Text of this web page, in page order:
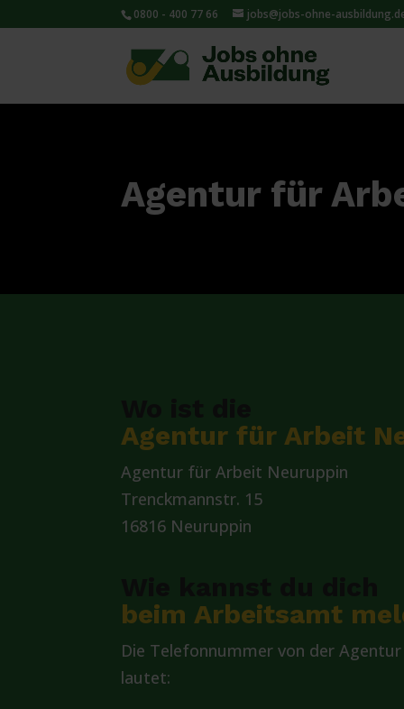
0800 - 400 77 66 jobs@jobs-ohne-
Agentur für
Agentur für Arbeit
Agentur für Arbeit Neuruppin
Trenckmannstr. 15
16816 Neuruppin
beim Arbeitsamt
Die Telefonnummer von der
lautet: